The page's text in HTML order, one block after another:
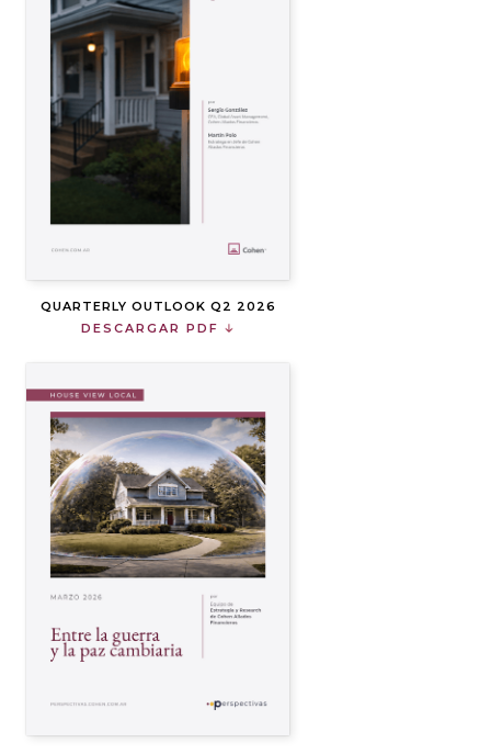
QUARTERLY OUTLOOK Q2 2026
DESCARGAR PDF